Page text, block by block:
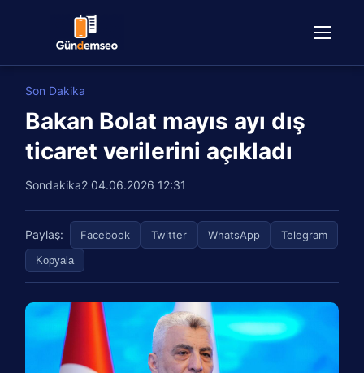
Son Dakika
Bakan Bolat mayıs ayı dış
ticaret verilerini açıkladı
Sondakika2 04.06.2026 12:31
Paylaş: Facebook Twitter WhatsApp Telegram
Kopyala